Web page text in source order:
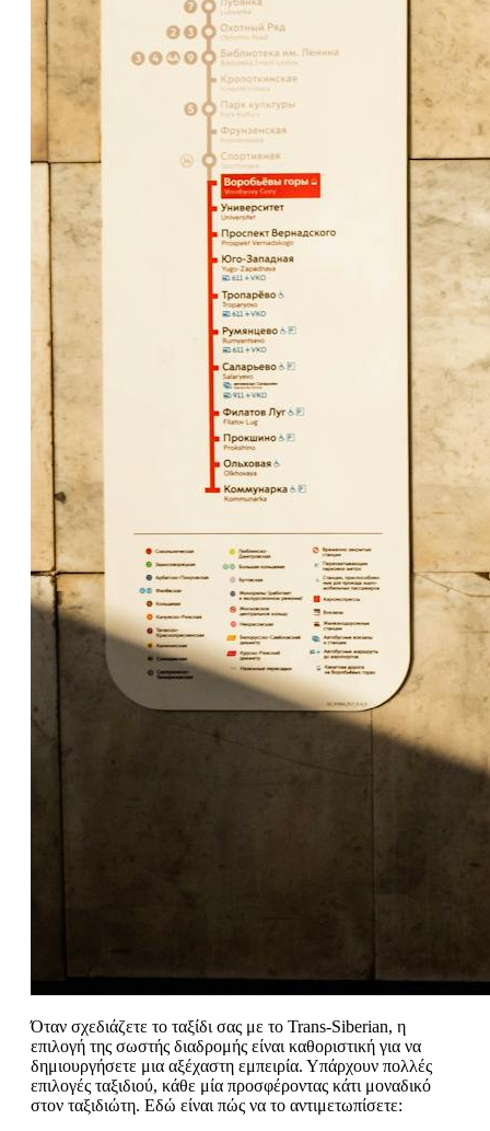
Όταν σχεδιάζετε το ταξίδι σας με το Trans-Siberian, η
επιλογή της σωστής διαδρομής είναι καθοριστική για να
δημιουργήσετε μια αξέχαστη εμπειρία. Υπάρχουν πολλές
επιλογές ταξιδιού, κάθε μία προσφέροντας κάτι μοναδικό
στον ταξιδιώτη. Εδώ είναι πώς να το αντιμετωπίσετε: